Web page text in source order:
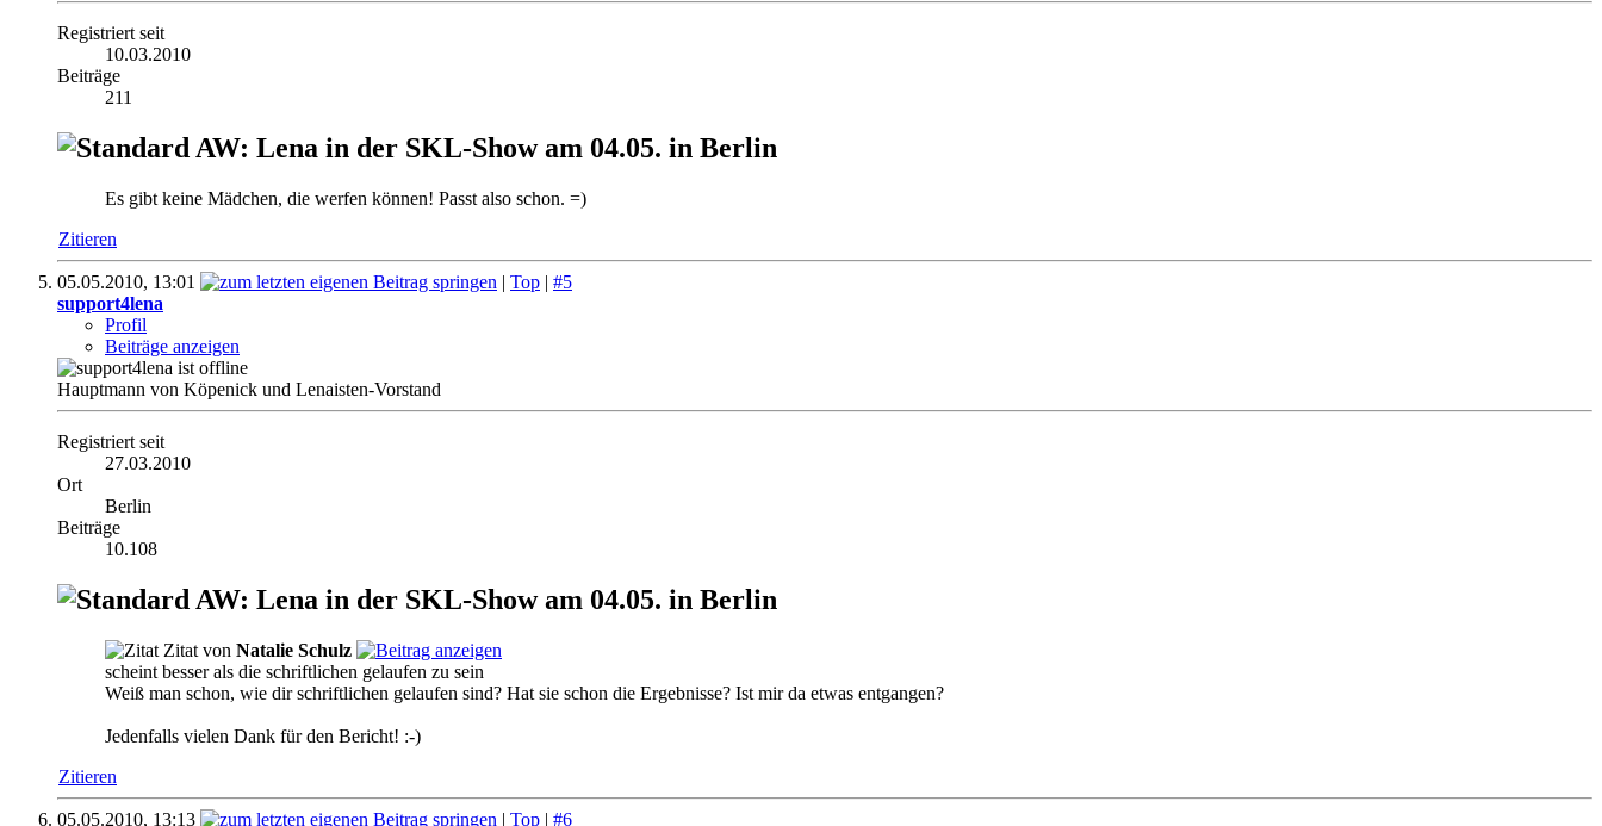
Registriert seit
10.03.2010
Beiträge
211
AW: Lena in der SKL-Show am 04.05. in Berlin
Es gibt keine Mädchen, die werfen können! Passt also schon. =)
Zitieren
05.05.2010, 13:01 | Top | #5
support4lena
Profil
Beiträge anzeigen
Hauptmann von Köpenick und Lenaisten-Vorstand
Registriert seit
27.03.2010
Ort
Berlin
Beiträge
10.108
AW: Lena in der SKL-Show am 04.05. in Berlin
Zitat von Natalie Schulz
scheint besser als die schriftlichen gelaufen zu sein
Weiß man schon, wie dir schriftlichen gelaufen sind? Hat sie schon die Ergebnisse? Ist mir da etwas entgangen?
Jedenfalls vielen Dank für den Bericht! :-)
Zitieren
05.05.2010, 13:13 | Top | #6